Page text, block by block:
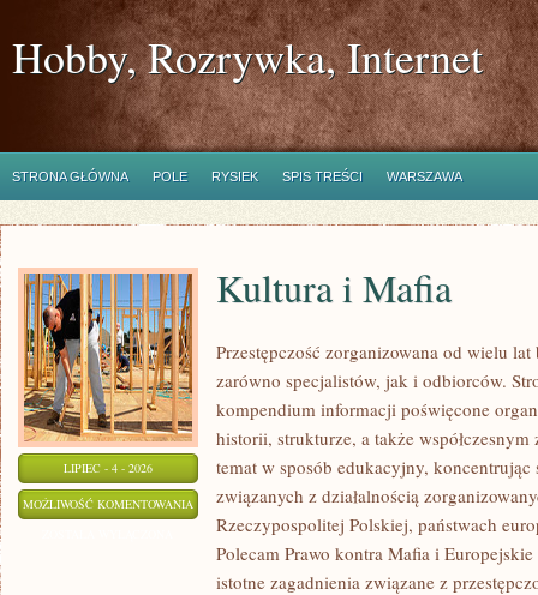
Hobby, Rozrywka, Internet
STRONA GŁÓWNA POLE RYSIEK SPIS TREŚCI WARSZAWA
LIPIEC - 4 - 2026
MOŻLIWOŚĆ KOMENTOWANIA KULTURA
MAFIA
Kultura i Mafia
Przestępczość zorganizowana od wielu
zarówno specjalistów, jak i odbiorców.
kompendium informacji poświęcone
historii, strukturze, a także
temat w sposób edukacyjny,
związanych z działalnością
Rzeczypospolitej Polskiej, państwach
Polecam Prawo kontra Mafia i
istotne zagadnienia związane z